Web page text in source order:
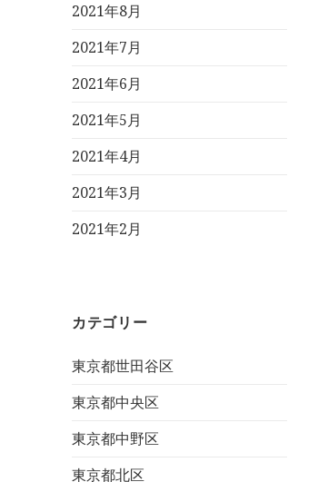
2021年8月
2021年7月
2021年6月
2021年5月
2021年4月
2021年3月
2021年2月
カテゴリー
東京都世田谷区
東京都中央区
東京都中野区
東京都北区